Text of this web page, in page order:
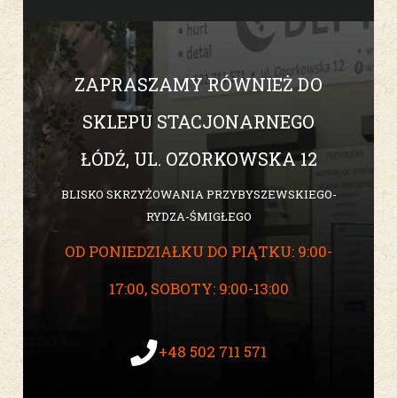
ZAPRASZAMY RÓWNIEŻ DO
SKLEPU STACJONARNEGO
ŁÓDŹ, UL. OZORKOWSKA 12
BLISKO SKRZYŻOWANIA PRZYBYSZEWSKIEGO-
RYDZA-ŚMIGŁEGO
OD PONIEDZIAŁKU DO PIĄTKU: 9:00-
17:00, SOBOTY: 9:00-13:00
+48 502 711 571